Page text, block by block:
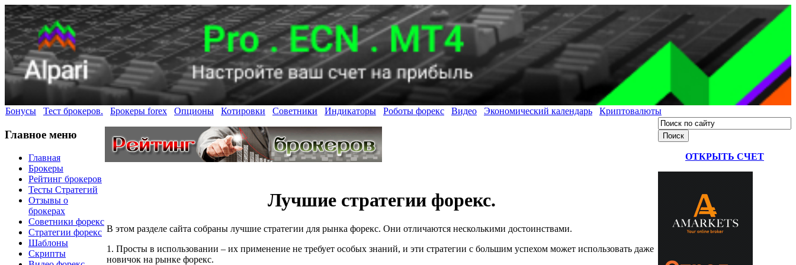
Бонусы Тест брокеров. Брокеры forex Опционы Котировки Советники Индикаторы Роботы форекс Видео Экономический календарь Криптовалюты
Главное меню
Главная
Брокеры
Рейтинг брокеров
Тесты Стратегий
Отзывы о
брокерах
Советники форекс
Стратегии форекс
Шаблоны
Скрипты
Лучшие стратегии форекс.
В этом разделе сайта собраны лучшие стратегии для рынка форекс. Они отличаются несколькими достоинствами.
1. Просты в использовании – их применение не требует особых знаний, и эти стратегии с большим успехом может использовать даже
новичок на рынке форекс.
ОТКРЫТЬ СЧЕТ